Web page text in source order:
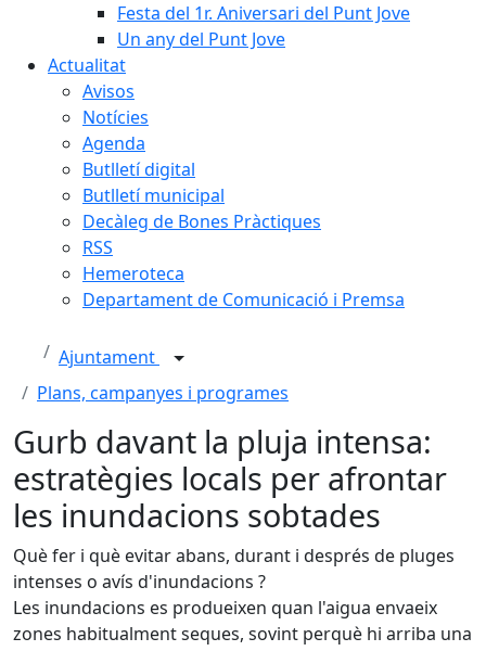
Festa del 1r. Aniversari del Punt Jove
Un any del Punt Jove
Actualitat
Avisos
Notícies
Agenda
Butlletí digital
Butlletí municipal
Decàleg de Bones Pràctiques
RSS
Hemeroteca
Departament de Comunicació i Premsa
Ajuntament
Plans, campanyes i programes
Gurb davant la pluja intensa:
estratègies locals per afrontar
les inundacions sobtades
Què fer i què evitar abans, durant i després de pluges
intenses o avís d'inundacions ?
Les inundacions es produeixen quan l'aigua envaeix
zones habitualment seques, sovint perquè hi arriba una